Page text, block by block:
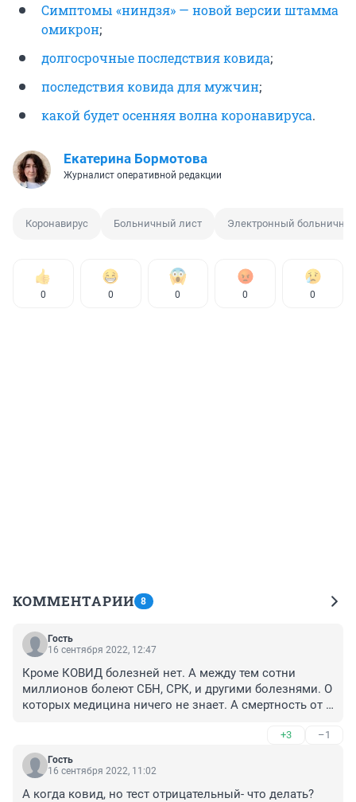
Симптомы «ниндзя» — новой версии штамма
омикрон;
долгосрочные последствия ковида;
последствия ковида для мужчин;
какой будет осенняя волна коронавируса.
Екатерина Бормотова
Журналист оперативной редакции
Коронавирус Больничный лист Электронный
0 0 0 0 0
КОММЕНТАРИИ 8
Гость
16 сентября 2022, 12:47
Кроме КОВИД болезней нет. А между тем сотни
миллионов болеют СБН, СРК, и другими болезнями. О
которых медицина ничего не знает. А смертность от
+3 –1
Гость
16 сентября 2022, 11:02
А когда ковид, но тест отрицательный- что делать?